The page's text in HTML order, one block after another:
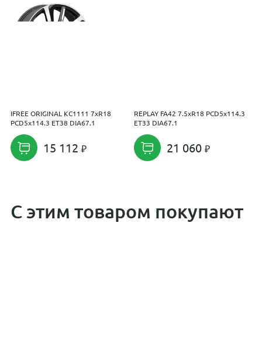
IFREE ORIGINAL КС1111 7xR18
PCD5x114.3 ET38 DIA67.1
15 112
REPLAY FA42 7.5xR18 PCD5x114.3
ET33 DIA67.1
21 060
С этим товаром покупают